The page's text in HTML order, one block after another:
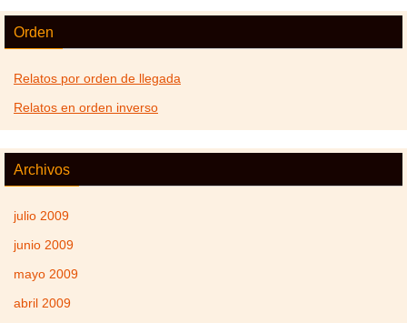
Orden
Relatos por orden de llegada
Relatos en orden inverso
Archivos
julio 2009
junio 2009
mayo 2009
abril 2009